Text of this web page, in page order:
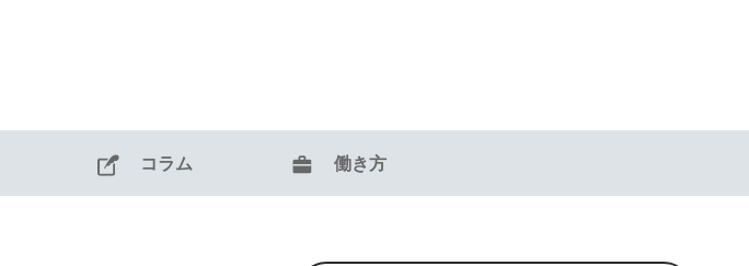
コラム 働き方